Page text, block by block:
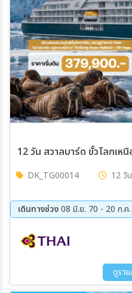
12 วัน สวาลบาร์ด ขั้วโลกเห
DK_TG00014 12 วั
เดินทางช่วง08 มิ.ย. 70 - 20 ก.ค
ดูราย